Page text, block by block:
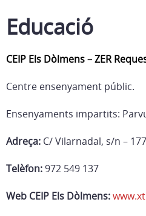
Educació
CEIP Els Dòlmens – ZER
Centre ensenyament públic.
Ensenyaments impartits:
Adreça: C/ Vilarnadal, s/n –
Telèfon:972 549 137
Web CEIP Els Dòlmens: